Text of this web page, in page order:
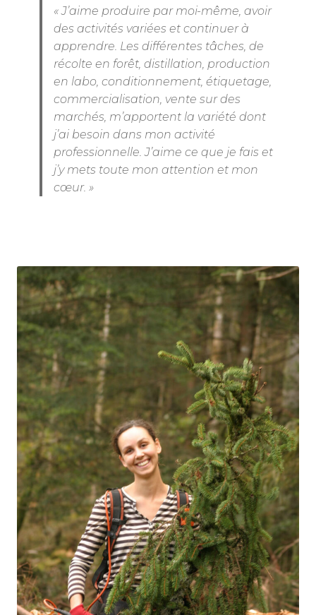
« J’aime produire par moi-même, avoir
des activités variées et continuer à
apprendre. Les différentes tâches, de
récolte en forêt, distillation, production
en labo, conditionnement, étiquetage,
commercialisation, vente sur des
marchés, m’apportent la variété dont
j’ai besoin dans mon activité
professionnelle. J’aime ce que je fais et
j’y mets toute mon attention et mon
cœur. »